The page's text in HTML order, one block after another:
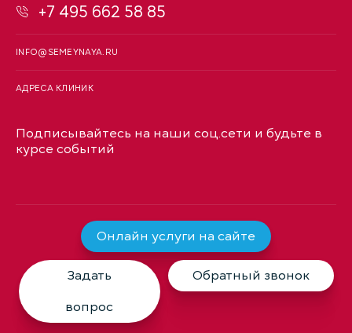
+7 495 662 58 85
INFO@SEMEYNAYA.RU
АДРЕСА КЛИНИК
Подписывайтесь на наши соц.сети и будьте в
курсе событий
Онлайн услуги на сайте
Задать
вопрос
Обратный звонок